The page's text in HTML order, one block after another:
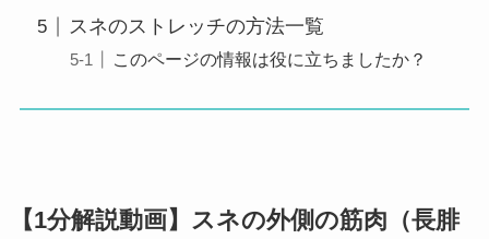
スネのストレッチの方法一覧
このページの情報は役に立ちましたか？
【1分解説動画】スネの外側の筋肉（長腓